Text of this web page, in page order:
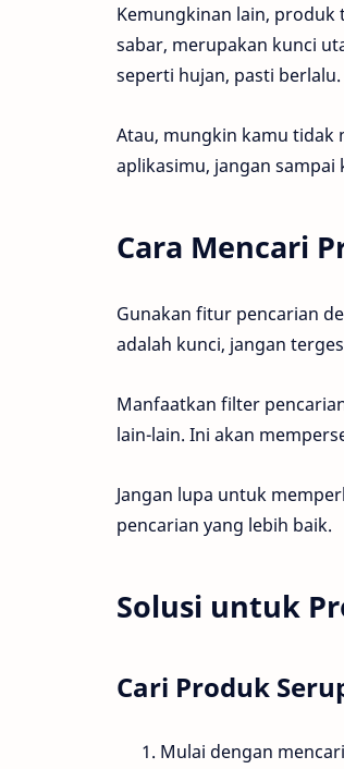
Kemungkinan lain, produk
sabar, merupakan kunci
seperti hujan, pasti berlalu.
Atau, mungkin kamu tidak
aplikasimu, jangan sampai
Cara Mencari
Gunakan fitur pencarian
adalah kunci, jangan
Manfaatkan filter
lain-lain. Ini akan
Jangan lupa untuk
pencarian yang lebih baik.
Solusi untuk
Cari Produk
Mulai dengan